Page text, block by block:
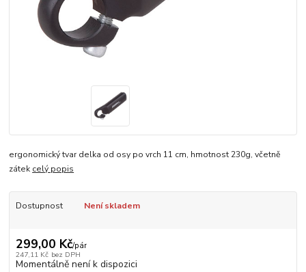
ergonomický tvar delka od osy po vrch 11 cm, hmotnost 230g, včetně
zátek celý popis
Dostupnost Není skladem
299,00 Kč/pár
247,11 Kč bez DPH
Momentálně není k dispozici